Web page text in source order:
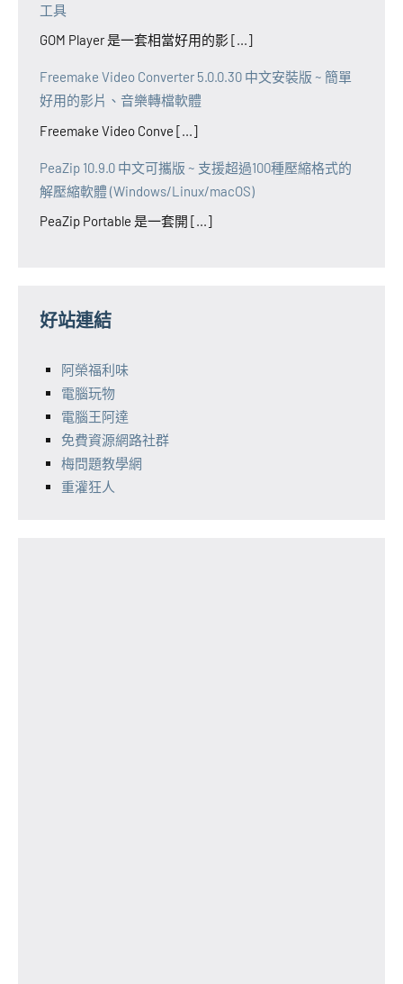
工具
GOM Player 是一套相當好用的影 [...]
Freemake Video Converter 5.0.0.30 中文安裝版 ~ 簡單
好用的影片、音樂轉檔軟體
Freemake Video Conve [...]
PeaZip 10.9.0 中文可攜版 ~ 支援超過100種壓縮格式的
解壓縮軟體 (Windows/Linux/macOS)
PeaZip Portable 是一套開 [...]
好站連結
阿榮福利味
電腦玩物
電腦王阿達
免費資源網路社群
梅問題教學網
重灌狂人